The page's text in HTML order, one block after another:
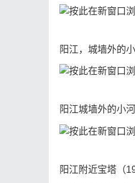
阳江，城墙外的
阳江城墙外的小
阳江附近宝塔（